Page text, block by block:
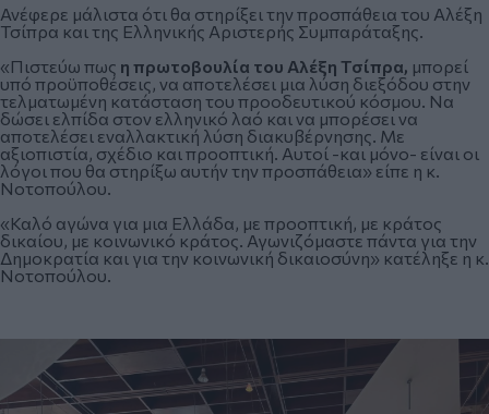
Ανέφερε μάλιστα ότι θα στηρίξει την προσπάθεια του Αλέξη
Τσίπρα και της Ελληνικής Αριστερής Συμπαράταξης.
«Πιστεύω πως η πρωτοβουλία του Αλέξη Τσίπρα, μπορεί
υπό προϋποθέσεις, να αποτελέσει μια λύση διεξόδου στην
τελματωμένη κατάσταση του προοδευτικού κόσμου. Να
δώσει ελπίδα στον ελληνικό λαό και να μπορέσει να
αποτελέσει εναλλακτική λύση διακυβέρνησης. Με
αξιοπιστία, σχέδιο και προοπτική. Αυτοί -και μόνο- είναι οι
λόγοι που θα στηρίξω αυτήν την προσπάθεια» είπε η κ.
Νοτοπούλου.
«Καλό αγώνα για μια Ελλάδα, με προοπτική, με κράτος
δικαίου, με κοινωνικό κράτος. Αγωνιζόμαστε πάντα για την
Δημοκρατία και για την κοινωνική δικαιοσύνη» κατέληξε η κ.
Νοτοπούλου.